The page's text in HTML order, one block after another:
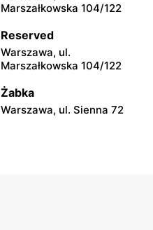
Niebylec, ul. Niebylec 139
moje sklepy
Cassino 5
Marszałkowska 104/122
Reserved
Warszawa, ul.
Marszałkowska 104/122
Żabka
Warszawa, ul. Sienna 72